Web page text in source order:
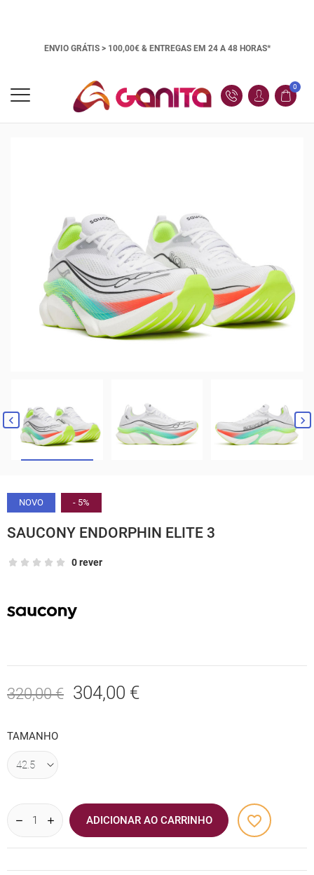
ENVIO GRÁTIS > 100,00€ & ENTREGAS EM 24 A 48 HORAS*
0
 
NOVO - 5%
SAUCONY ENDORPHIN ELITE 3
0 rever
320,00 € 304,00 €
TAMANHO
ADICIONAR AO CARRINHO favorite_border